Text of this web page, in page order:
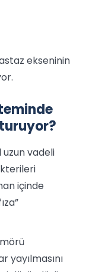
ekseninin
vadeli
içinde
yayılmasını